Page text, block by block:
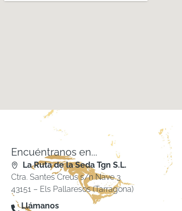
Encuéntranos en...
La Ruta de la Seda Tgn S.L.
Ctra. Santes Creus s/n Nave 3
43151 – Els Pallaresos (Tarragona)
Llámanos